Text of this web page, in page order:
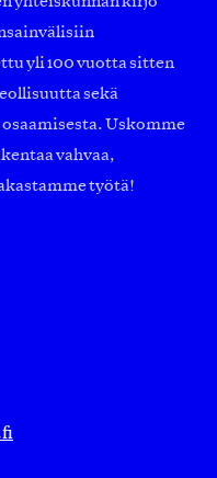
yli 100 vuotta sitten
sekä
Uskomme
vahvaa,
työtä!